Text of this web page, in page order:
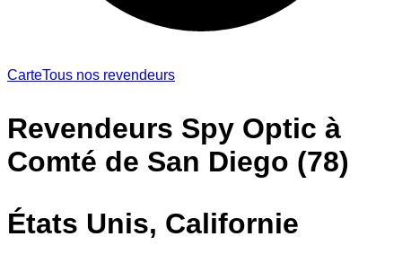
CarteTous nos revendeurs
Revendeurs Spy Optic à
Comté de San Diego (78)
États Unis, Californie